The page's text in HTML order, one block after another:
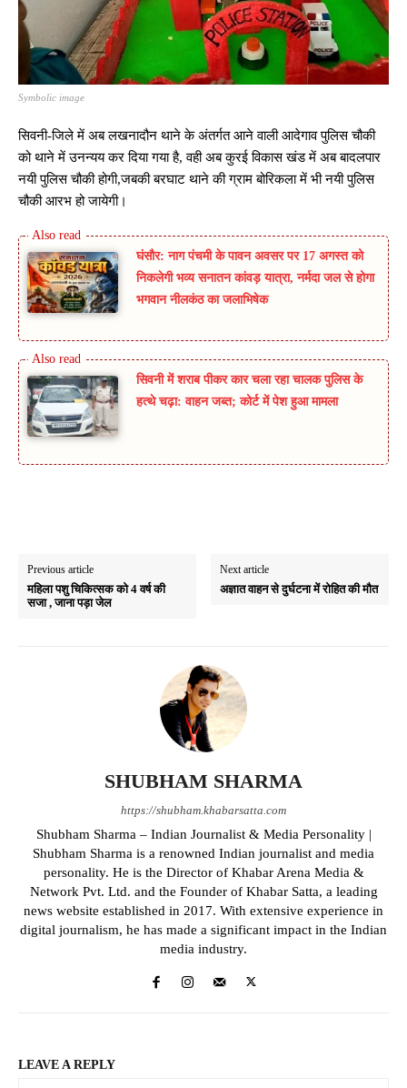
Symbolic image
सिवनी-जिले में अब लखनादौन थाने के अंतर्गत आने वाली आदेगाव पुलिस चौकी
को थाने में उनन्यय कर दिया गया है, वही अब कुरई विकास खंड में अब बादलपार
नयी पुलिस चौकी होगी,जबकी बरघाट थाने की ग्राम बोरिकला में भी नयी पुलिस
चौकी आरभ हो जायेगी।
घंसौर: नाग पंचमी के पावन अवसर पर 17 अगस्त को
निकलेगी भव्य सनातन कांवड़ यात्रा, नर्मदा जल से होगा
भगवान नीलकंठ का जलाभिषेक
सिवनी में शराब पीकर कार चला रहा चालक पुलिस के
हत्थे चढ़ा: वाहन जब्त; कोर्ट में पेश हुआ मामला
Previous article
महिला पशु चिकित्सक को 4 वर्ष की
सजा , जाना पड़ा जेल
Next article
अज्ञात वाहन से दुर्घटना में रोहित की मौत
SHUBHAM SHARMA
https://shubham.khabarsatta.com
Shubham Sharma – Indian Journalist & Media Personality |
Shubham Sharma is a renowned Indian journalist and media
personality. He is the Director of Khabar Arena Media &
Network Pvt. Ltd. and the Founder of Khabar Satta, a leading
news website established in 2017. With extensive experience in
digital journalism, he has made a significant impact in the Indian
media industry.
LEAVE A REPLY